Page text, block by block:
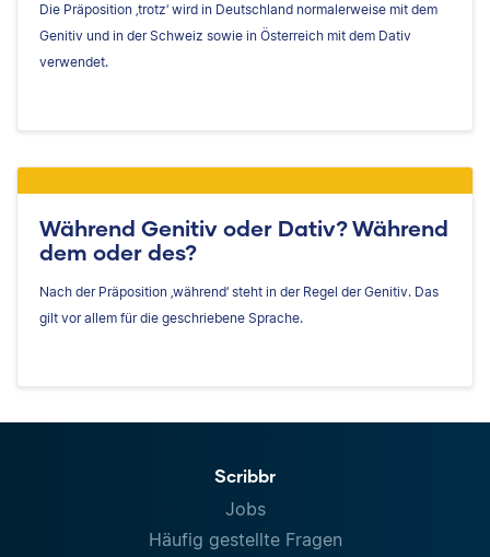
Die Präposition ‚trotz‘ wird in Deutschland normalerweise mit dem
Genitiv und in der Schweiz sowie in Österreich mit dem Dativ
verwendet.
Während Genitiv oder Dativ? Während
dem oder des?
Nach der Präposition ‚während‘ steht in der Regel der Genitiv. Das
gilt vor allem für die geschriebene Sprache.
Scribbr
Jobs
Häufig gestellte Fragen